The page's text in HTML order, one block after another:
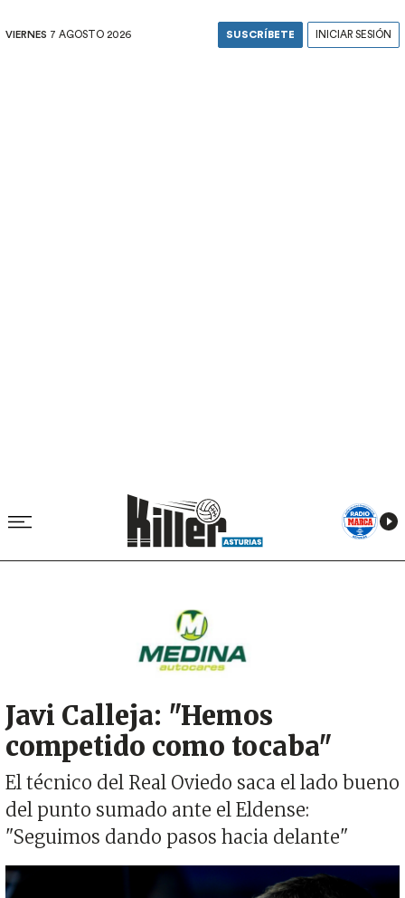
VIERNES 7 AGOSTO 2026 SUSCRÍBETE INICIAR SESIÓN
Javi Calleja: "Hemos
competido como tocaba"
El técnico del Real Oviedo saca el lado bueno
del punto sumado ante el Eldense:
"Seguimos dando pasos hacia delante"
Imagen